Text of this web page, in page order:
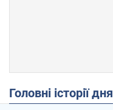
Головні історії дня